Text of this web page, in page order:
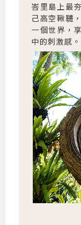
峇里島上最
己高空鞦韆
一個世界，
中的刺激感。